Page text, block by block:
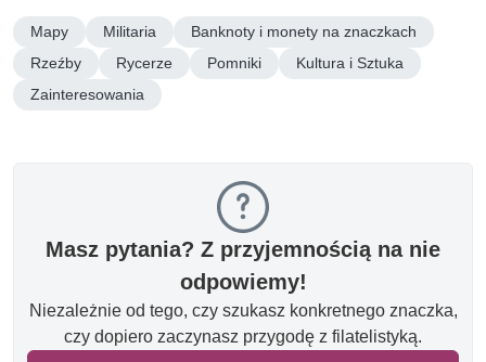
Mapy Militaria
Banknoty i monety na znaczkach
Rzeźby
Rycerze Pomniki
Kultura i Sztuka
Zainteresowania
Masz pytania? Z przyjemnością na nie
odpowiemy!
Niezależnie od tego, czy szukasz konkretnego znaczka,
czy dopiero zaczynasz przygodę z filatelistyką.